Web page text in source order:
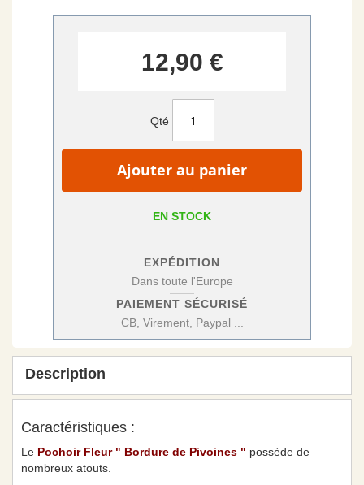
12,90 €
Qté
Ajouter au panier
EN STOCK
EXPÉDITION
Dans toute l'Europe
PAIEMENT SÉCURISÉ
CB, Virement, Paypal ...
Description
Caractéristiques :
Le Pochoir Fleur " Bordure de Pivoines " possède de
nombreux atouts.